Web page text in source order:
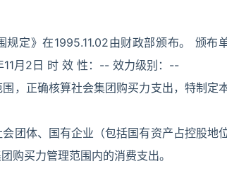
定》在1995.11.02由财政部颁布。 颁布
月2日 时 效 性：-- 效力级别：--
，正确核算社会集团购买力支出，特制定
团体、国有企业（包括国有资产占控股地
购买力管理范围内的消费支出。